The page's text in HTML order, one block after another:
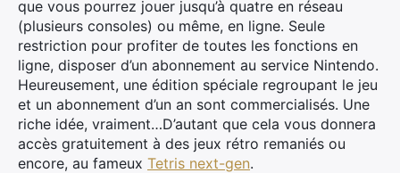
que vous pourrez jouer jusqu’à quatre en réseau
(plusieurs consoles) ou même, en ligne. Seule
restriction pour profiter de toutes les fonctions en
ligne, disposer d’un abonnement au service Nintendo.
Heureusement, une édition spéciale regroupant le jeu
et un abonnement d’un an sont commercialisés. Une
riche idée, vraiment…D’autant que cela vous donnera
accès gratuitement à des jeux rétro remaniés ou
encore, au fameux Tetris next-gen.